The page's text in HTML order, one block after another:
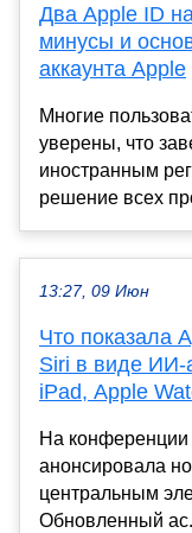
Два Apple ID
минусы и
аккаунта Apple
Многие
уверены, что
иностранным
решение всех
13:27, 09 Июн
Что показала
Siri в виде ИИ-
iPad, Apple
На
анонсировала
центральным
Обновленный